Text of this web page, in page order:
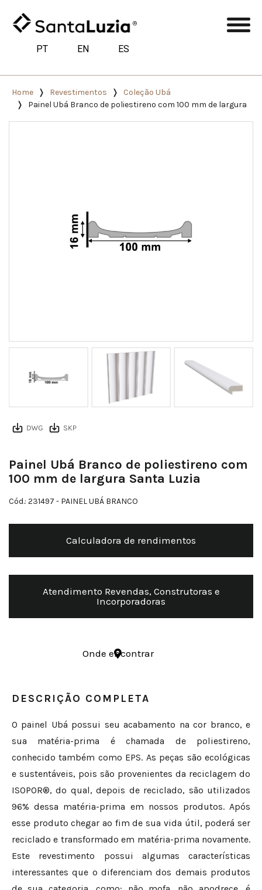
PT EN ES
Home Revestimentos
Coleção Ubá
Painel Ubá Branco de poliestireno com 100 mm de largura
Painel Ubá Branco de poliestireno com
100 mm de largura Santa Luzia
Cód.: 231497 - PAINEL UBÁ BRANCO
Calculadora de rendimentos
Atendimento Revendas, Construtoras e
Incorporadoras
Onde encontrar
DESCRIÇÃO COMPLETA
O painel Ubá possui seu acabamento na cor branco, e
sua matéria-prima é chamada de poliestireno,
conhecido também como EPS. As peças são ecológicas
e sustentáveis, pois são provenientes da reciclagem do
ISOPOR®, do qual, depois de reciclado, são utilizados
96% dessa matéria-prima em nossos produtos. Após
esse produto chegar ao fim de sua vida útil, poderá ser
reciclado e transformado em matéria-prima novamente.
Este revestimento possui algumas características
interessantes que o diferenciam dos demais produtos